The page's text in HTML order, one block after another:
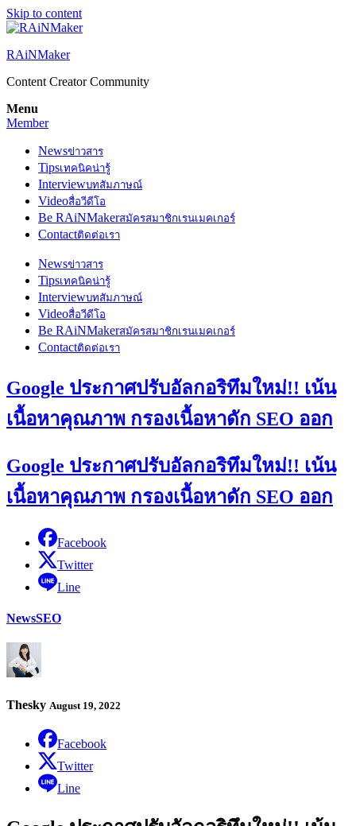
Skip to content
RAiNMaker
Content Creator Community
Menu
Member
Newsข่าวสาร
Tipsเทคนิคน่ารู้
Interviewบทสัมภาษณ์
Videoสื่อวีดีโอ
Be RAiNMakerสมัครสมาชิกเรนเมคเกอร์
Contactติดต่อเรา
Newsข่าวสาร
Tipsเทคนิคน่ารู้
Interviewบทสัมภาษณ์
Videoสื่อวีดีโอ
Be RAiNMakerสมัครสมาชิกเรนเมคเกอร์
Contactติดต่อเรา
Google ประกาศปรับอัลกอริทึมใหม่!! เน้น
เนื้อหาคุณภาพ กรองเนื้อหาดัก SEO ออก
Google ประกาศปรับอัลกอริทึมใหม่!! เน้น
เนื้อหาคุณภาพ กรองเนื้อหาดัก SEO ออก
Facebook
Twitter
Line
NewsSEO
Thesky August 19, 2022
Facebook
Twitter
Line